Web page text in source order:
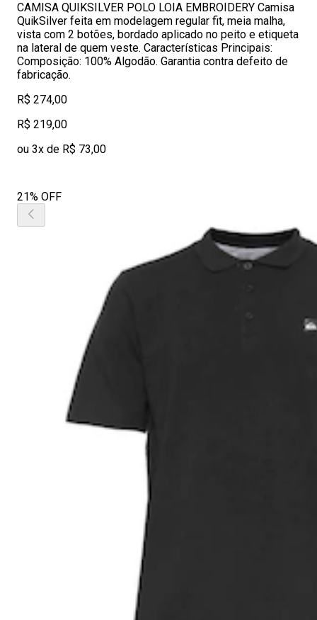
CAMISA QUIKSILVER POLO LOIA EMBROIDERY Camisa
QuikSilver feita em modelagem regular fit, meia malha,
vista com 2 botões, bordado aplicado no peito e etiqueta
na lateral de quem veste. Características Principais:
Composição: 100% Algodão. Garantia contra defeito de
fabricação.
R$ 274,00
R$ 219,00
ou 3x de R$ 73,00
21% OFF